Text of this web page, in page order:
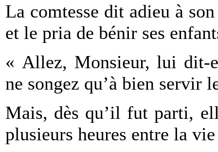
La comtesse dit adieu à
et le pria de bénir ses
« Allez, Monsieur, lui dit-
ne songez qu’à bien servir
Mais, dès qu’il fut parti,
plusieurs heures entre la